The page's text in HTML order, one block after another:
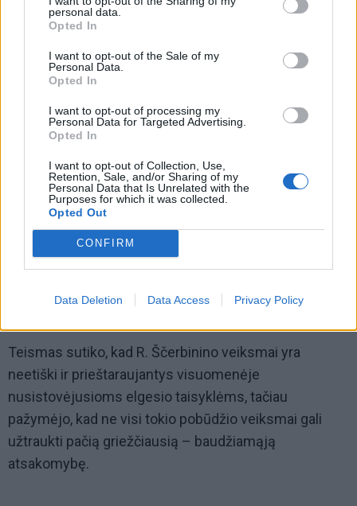
personal data.
Opted In
I want to opt-out of the Sale of my
Personal Data.
Opted In
I want to opt-out of processing my
Personal Data for Targeted Advertising.
Opted In
I want to opt-out of Collection, Use,
Retention, Sale, and/or Sharing of my
Personal Data that Is Unrelated with the
Purposes for which it was collected.
Opted Out
CONFIRM
Data Deletion Data Access Privacy Policy
Teismas, atmesdamas R. Ščerbinino argumentus dėl
performanso atlikimo, kartu visgi konstatavo, kad savo
veiksmais vyras nesiekė išniekinti Lietuvos valstybės
herbo, todėl jo veiksmuose nėra tiesioginės tyčios,
kurią privaloma nustatyti, siekiant asmenį patraukti
Teismas sutiko, kad R. Ščerbinino veiksmai yra
neetiški ir prieštaraujantys visuomenėje
nusistovėjusioms elgesio taisyklėms, tačiau
pažymėjo, kad ne visi tokio pobūdžio veiksmai gali
užtraukti pačią griežčiausią – baudžiamąją
atsakomybę.